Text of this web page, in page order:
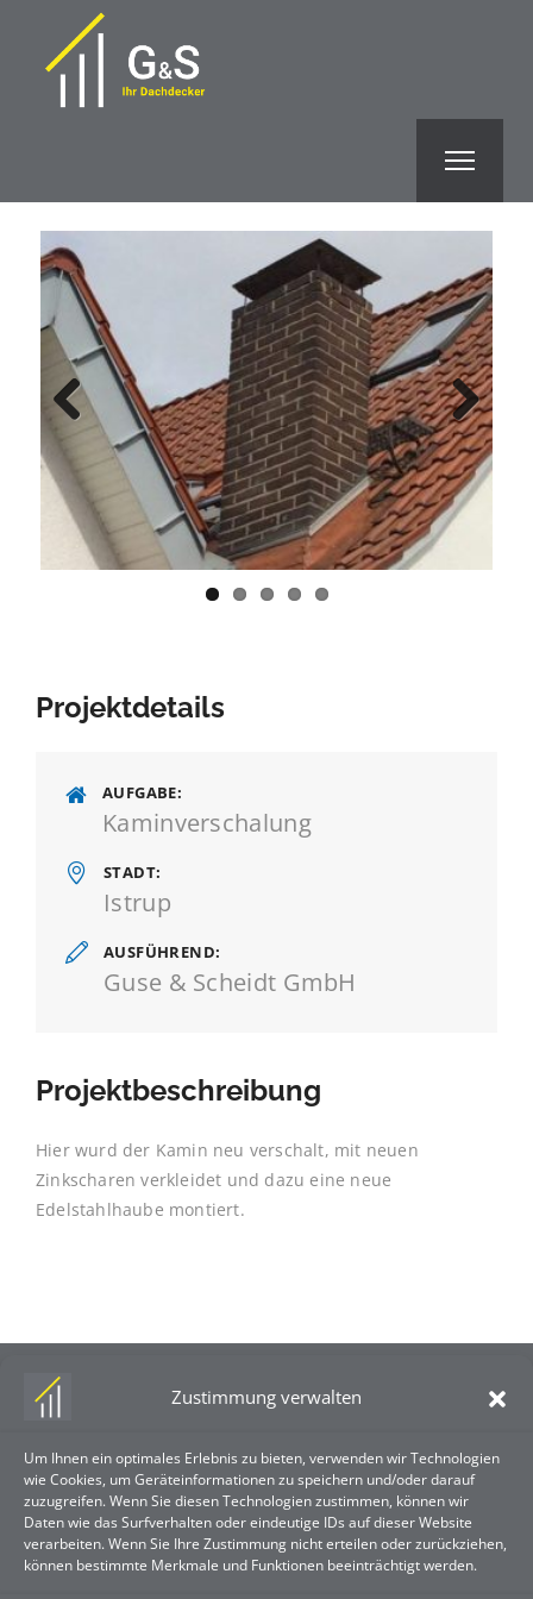
Zustimmung verwalten
Um Ihnen ein optimales Erlebnis zu bieten, verwenden wir Technologien
wie Cookies, um Geräteinformationen zu speichern und/oder darauf
zuzugreifen. Wenn Sie diesen Technologien zustimmen, können wir
Daten wie das Surfverhalten oder eindeutige IDs auf dieser Website
verarbeiten. Wenn Sie Ihre Zustimmung nicht erteilen oder zurückziehen,
können bestimmte Merkmale und Funktionen beeinträchtigt werden.
Previous Next
Projektdetails
AUFGABE
Kaminverschalung
STADT
Istrup
AUSFÜHREND
Guse & Scheidt GmbH
Projektbeschreibung
Hier wurd der Kamin neu verschalt, mit neuen
Zinkscharen verkleidet und dazu eine neue
Edelstahlhaube montiert.
Guse & Scheidt GmbH
Gildestr. 2
32657 Lemgo